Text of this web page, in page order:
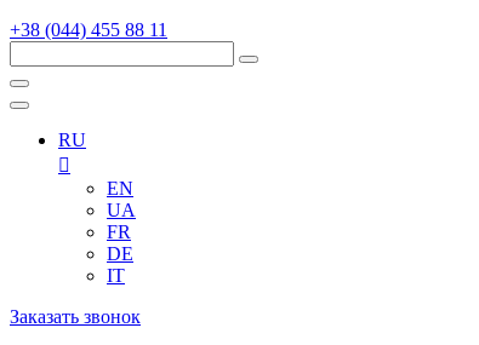
+38 (044) 455 88 11
RU
EN
UA
FR
DE
IT
Заказать звонок